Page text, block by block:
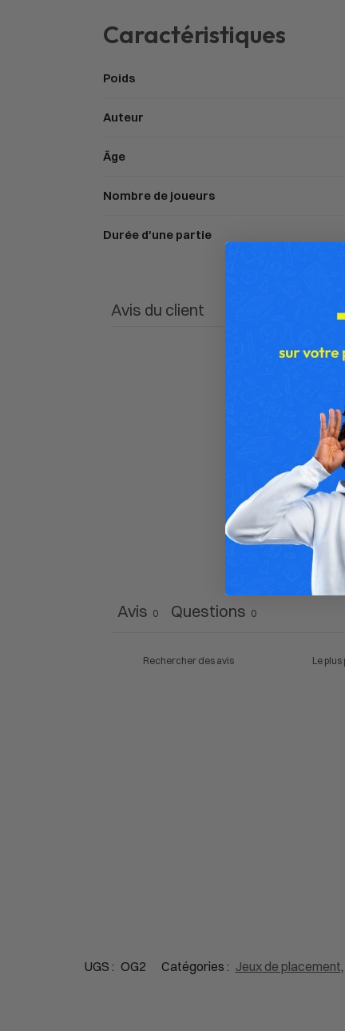
Caractéristiques
Poids
Auteur
Âge
Nombre de joueurs
Durée d'une partie
Avis du client
Avis 0 Questions 0
UGS : OG2 Catégories : Jeux de placement,